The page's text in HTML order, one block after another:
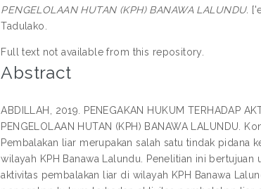
PENGELOLAAN HUTAN (KPH) BANAWA LALUNDU.
Tadulako.
Full text not available from this repository.
Abstract
ABDILLAH, 2019. PENEGAKAN HUKUM TERHADAP
PENGELOLAAN HUTAN (KPH) BANAWA LALUNDU.
Pembalakan liar merupakan salah satu tindak pidana
wilayah KPH Banawa Lalundu. Penelitian ini
aktivitas pembalakan liar di wilayah KPH Banawa